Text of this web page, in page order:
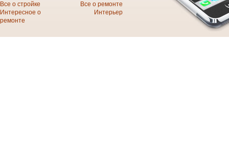
Все о стройке
Интересное о
ремонте
Все о ремонте
Интерьер